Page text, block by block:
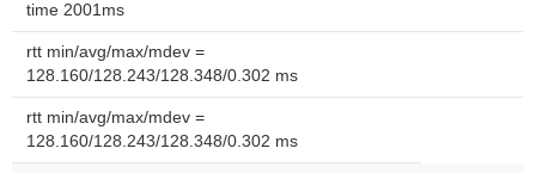
time 2001ms
rtt min/avg/max/mdev =
128.160/128.243/128.348/0.302 ms
rtt min/avg/max/mdev =
128.160/128.243/128.348/0.302 ms